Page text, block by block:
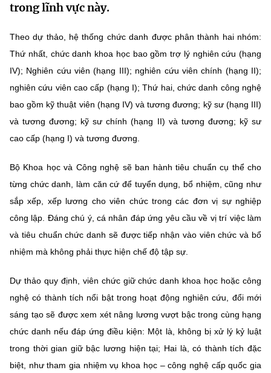
Bưu chính, Viễn thông
Tiêu chuẩn, đo lường, chất lượng
Năng lượng nguyên tử
Tin tổng hợp
Tin địa phương
Văn bản chỉ đạo điều hành
Lấy ý kiến người dân về dự thảo VBQPPL
THỐNG KÊ
Khoa học và Công nghệ
Đổi mới sáng tạo
Chuyển đổi số
Bưu chính, Viễn thông
Tiêu chuẩn, đo lường, chất lượng
Năng lượng nguyên tử
Multimedia
Khác
Infographic
Ảnh
Nhiệm vụ trọng tâm
BỘ KHOA HỌC VÀ CÔNG NGHỆ
MINISTRY OF SCIENCE AND TECHNOLOGY
Điều khoản sử dụng Theo dõi MST: Góp ý
trong lĩnh vực này.
Theo dự thảo, hệ thống chức danh được phân thành hai nhóm:
Thứ nhất, chức danh khoa học bao gồm trợ lý nghiên cứu (hạng
IV); Nghiên cứu viên (hạng III); nghiên cứu viên chính (hạng II);
nghiên cứu viên cao cấp (hạng I); Thứ hai, chức danh công nghệ
bao gồm kỹ thuật viên (hạng IV) và tương đương; kỹ sư (hạng III)
và tương đương; kỹ sư chính (hạng II) và tương đương; kỹ sư
cao cấp (hạng I) và tương đương.
Bộ Khoa học và Công nghệ sẽ ban hành tiêu chuẩn cụ thể cho
từng chức danh, làm căn cứ để tuyển dụng, bổ nhiệm, cũng như
sắp xếp, xếp lương cho viên chức trong các đơn vị sự nghiệp
công lập. Đáng chú ý, cá nhân đáp ứng yêu cầu về vị trí việc làm
và tiêu chuẩn chức danh sẽ được tiếp nhận vào viên chức và bổ
nhiệm mà không phải thực hiện chế độ tập sự.
Dự thảo quy định, viên chức giữ chức danh khoa học hoặc công
nghệ có thành tích nổi bật trong hoạt động nghiên cứu, đổi mới
sáng tạo sẽ được xem xét nâng lương vượt bậc trong cùng hạng
chức danh nếu đáp ứng điều kiện: Một là, không bị xử lý kỷ luật
trong thời gian giữ bậc lương hiện tại; Hai là, có thành tích đặc
biệt, như tham gia nhiệm vụ khoa học – công nghệ cấp quốc gia